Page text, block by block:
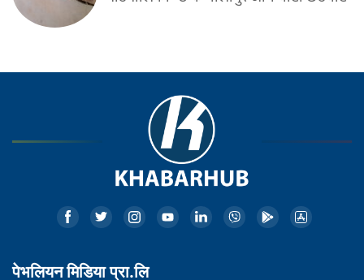
पेभलियन मिडिया प्रा.लि